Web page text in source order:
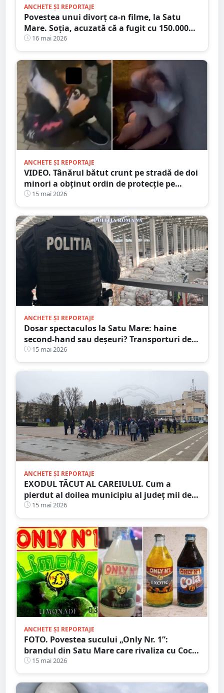
ANCHETE ȘI REPORTAJE
Povestea unui divorț ca-n filme, la Satu
Mare. Soția, acuzată că a fugit cu 150.000
euro!
16 mai 2026
ANCHETE ȘI REPORTAJE
VIDEO. Tânărul bătut crunt pe stradă de doi
minori a obținut ordin de protecție pe
durată MAXIMĂ
15 mai 2026
ANCHETE ȘI REPORTAJE
Dosar spectaculos la Satu Mare: haine
second-hand sau deșeuri? Transporturi de
zeci de tone și acte presupus falsificate
15 mai 2026
ANCHETE ȘI REPORTAJE
EXODUL TĂCUT AL CAREIULUI. Cum a
pierdut al doilea municipiu al județ mii de
locuitori. Orașul care îmbătrânește și se
golește
15 mai 2026
ANCHETE ȘI REPORTAJE
FOTO. Povestea sucului „Only Nr. 1”:
brandul din Satu Mare care rivaliza cu Coca-
Cola și Pepsi
15 mai 2026